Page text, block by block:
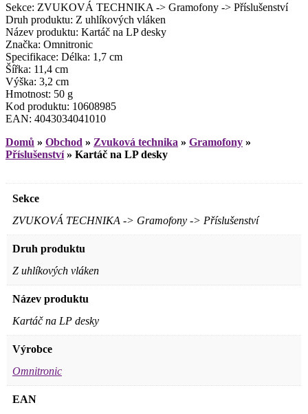
Sekce: ZVUKOVÁ TECHNIKA -> Gramofony -> Příslušenství
Druh produktu: Z uhlíkových vláken
Název produktu: Kartáč na LP desky
Značka: Omnitronic
Specifikace: Délka: 1,7 cm
Šířka: 11,4 cm
Výška: 3,2 cm
Hmotnost: 50 g
Kod produktu: 10608985
EAN: 4043034041010
Domů » Obchod » Zvuková technika » Gramofony »
Příslušenství» Kartáč na LP desky
Sekce
ZVUKOVÁ TECHNIKA -> Gramofony -> Příslušenství
Druh produktu
Z uhlíkových vláken
Název produktu
Kartáč na LP desky
Výrobce
Omnitronic
EAN